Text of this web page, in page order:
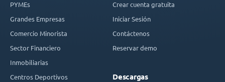
PYMEs
Grandes Empresas
Comercio Minorista
Sector Financiero
Inmobiliarias
Centros Deportivos
Crear cuenta gratuita
Iniciar Sesión
Contáctenos
Reservar demo
Descargas